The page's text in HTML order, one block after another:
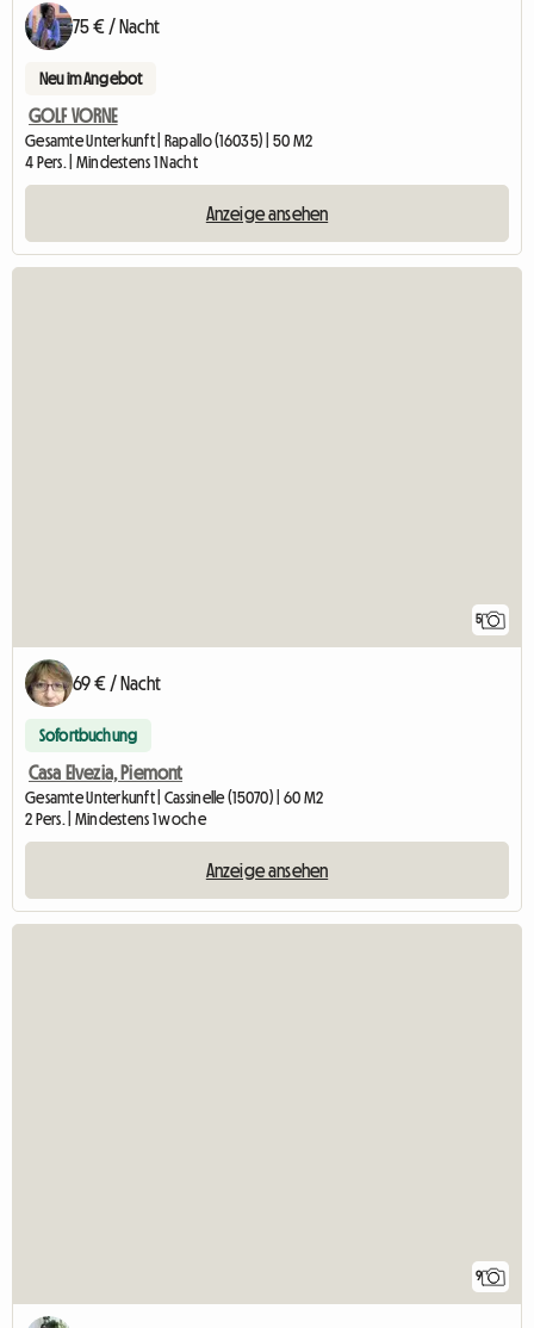
75 € / Nacht
Neu im Angebot
GOLF VORNE
Gesamte Unterkunft | Rapallo (16035) | 50 M2
4 Pers. | Mindestens 1 Nacht
Anzeige ansehen
5
69 € / Nacht
Sofortbuchung
Casa Elvezia, Piemont
Gesamte Unterkunft | Cassinelle (15070) | 60 M2
2 Pers. | Mindestens 1 woche
Anzeige ansehen
9